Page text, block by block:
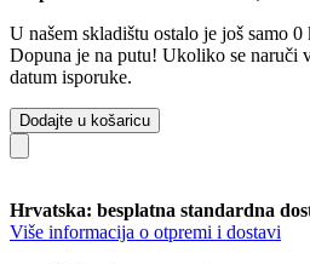
U našem skladištu ostalo je još samo
Dopuna je na putu! Ukoliko se naruči
datum isporuke.
Dodajte u košaricu
Hrvatska: besplatna standardna
Više informacija o otpremi i dostavi